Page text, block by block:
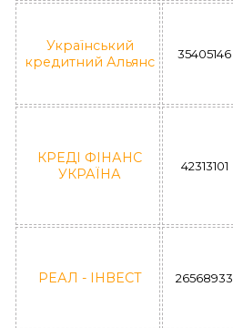
Український
кредитний Альянс
35405146
КРЕДІ ФІНАНС
УКРАЇНА
42313101
РЕАЛ - ІНВЕСТ 26568933